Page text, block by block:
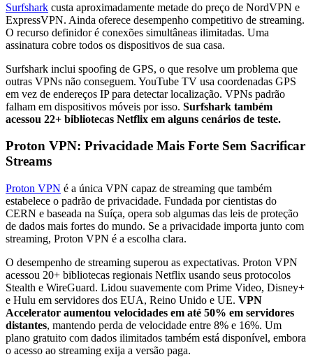
Surfshark custa aproximadamente metade do preço de NordVPN e
ExpressVPN. Ainda oferece desempenho competitivo de streaming.
O recurso definidor é conexões simultâneas ilimitadas. Uma
assinatura cobre todos os dispositivos de sua casa.
Surfshark inclui spoofing de GPS, o que resolve um problema que
outras VPNs não conseguem. YouTube TV usa coordenadas GPS
em vez de endereços IP para detectar localização. VPNs padrão
falham em dispositivos móveis por isso. Surfshark também
acessou 22+ bibliotecas Netflix em alguns cenários de teste.
Proton VPN: Privacidade Mais Forte Sem Sacrificar
Streams
Proton VPN é a única VPN capaz de streaming que também
estabelece o padrão de privacidade. Fundada por cientistas do
CERN e baseada na Suíça, opera sob algumas das leis de proteção
de dados mais fortes do mundo. Se a privacidade importa junto com
streaming, Proton VPN é a escolha clara.
O desempenho de streaming superou as expectativas. Proton VPN
acessou 20+ bibliotecas regionais Netflix usando seus protocolos
Stealth e WireGuard. Lidou suavemente com Prime Video, Disney+
e Hulu em servidores dos EUA, Reino Unido e UE. VPN
Accelerator aumentou velocidades em até 50% em servidores
distantes, mantendo perda de velocidade entre 8% e 16%. Um
plano gratuito com dados ilimitados também está disponível, embora
o acesso ao streaming exija a versão paga.